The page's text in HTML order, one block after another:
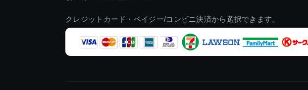
クレジットカード・ペイジー/コンビニ決済から選択できます。